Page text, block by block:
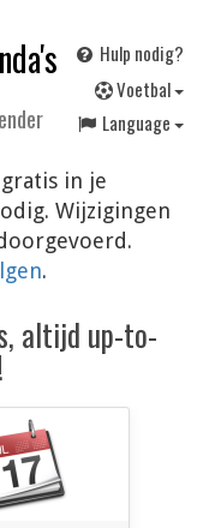
Hulp nodig?
Voetbal
Language
in je
Wijzigingen
.
altijd up-to-